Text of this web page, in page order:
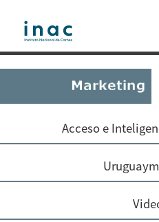
Acceso e